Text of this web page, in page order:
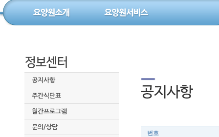
공지사항
주간식단표
월간프로그램
문의/상담
번호